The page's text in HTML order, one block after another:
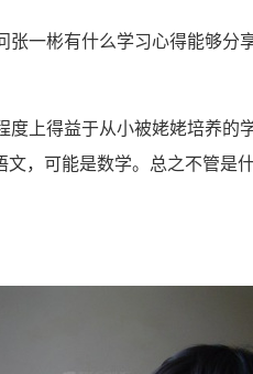
一彬有什么学习心得能够分
上得益于从小被姥姥培养的
，可能是数学。总之不管是